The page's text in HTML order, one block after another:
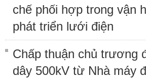
chế phối hợp trong vận
phát triển lưới điện
Chấp thuận chủ trương
dây 500kV từ Nhà máy